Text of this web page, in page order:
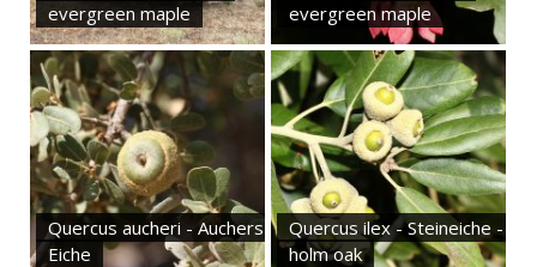
evergreen maple
evergreen maple
Quercus aucheri - Auchers
Eiche
Quercus ilex - Steineiche -
holm oak